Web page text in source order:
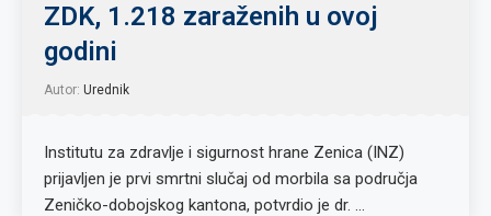
ZDK, 1.218 zaraženih u ovoj
godini
Autor: Urednik
Institutu za zdravlje i sigurnost hrane Zenica (INZ)
prijavljen je prvi smrtni slučaj od morbila sa područja
Zeničko-dobojskog kantona, potvrdio je dr. …